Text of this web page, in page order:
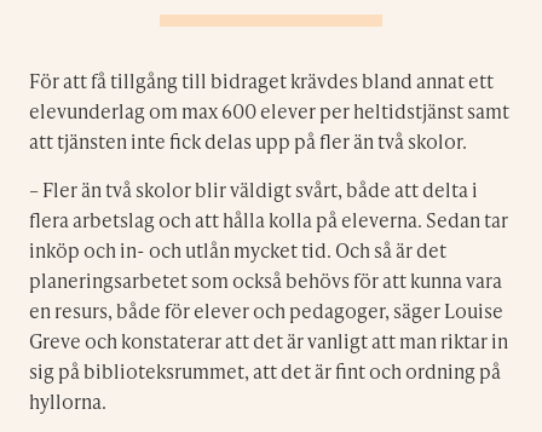
För att få tillgång till bidraget krävdes bland annat ett
elevunderlag om max 600 elever per heltidstjänst samt
att tjänsten inte fick delas upp på fler än två skolor.
– Fler än två skolor blir väldigt svårt, både att delta i
flera arbetslag och att hålla kolla på eleverna. Sedan tar
inköp och in- och utlån mycket tid. Och så är det
planeringsarbetet som också behövs för att kunna vara
en resurs, både för elever och pedagoger, säger Louise
Greve och konstaterar att det är vanligt att man riktar in
sig på biblioteksrummet, att det är fint och ordning på
hyllorna.